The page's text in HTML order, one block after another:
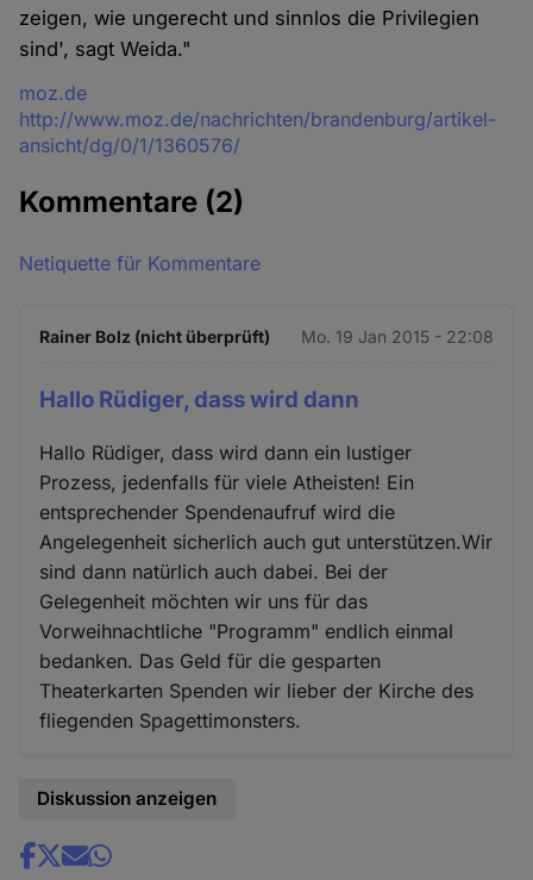
zeigen, wie ungerecht und sinnlos die Privilegien
sind', sagt Weida."
Quelle
moz.de
http://www.moz.de/nachrichten/brandenburg/artikel-
ansicht/dg/0/1/1360576/
Kommentare (2)
Netiquette für Kommentare
Rainer Bolz (nicht überprüft) Mo. 19 Jan 2015 - 22:08
Hallo Rüdiger, dass wird dann
Hallo Rüdiger, dass wird dann ein lustiger
Prozess, jedenfalls für viele Atheisten! Ein
entsprechender Spendenaufruf wird die
Angelegenheit sicherlich auch gut unterstützen.Wir
sind dann natürlich auch dabei. Bei der
Gelegenheit möchten wir uns für das
Vorweihnachtliche "Programm" endlich einmal
bedanken. Das Geld für die gesparten
Theaterkarten Spenden wir lieber der Kirche des
fliegenden Spagettimonsters.
Diskussion anzeigen
Share